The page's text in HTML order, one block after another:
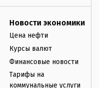
Новости экономики
Цена нефти
Курсы валют
Финансовые новости
Тарифы на
коммунальные услуги